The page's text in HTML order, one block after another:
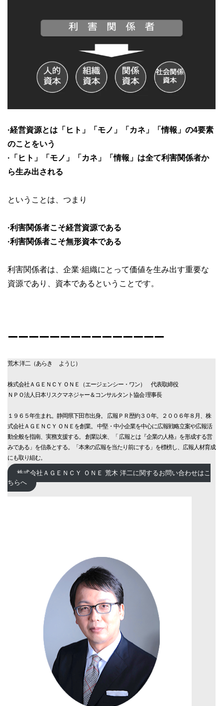
·経営資源とは「ヒト」「モノ」「カネ」「情報」の4要素
のことをいう
·「ヒト」「モノ」「カネ」「情報」は全て利害関係者か
ら生み出される
ということは、つまり
·利害関係者こそ経営資源である
·利害関係者こそ無形資本である
利害関係者は、企業·組織にとって価値を生み出す重要な
資源であり、資本であるということです。
ーーーーーーーーーーーーーーー
荒木 洋二（あらき ようじ）
株式会社ＡＧＥＮＣＹ ＯＮＥ（エージェンシー・ワン） 代表取締役
ＮＰＯ法人日本リスクマネジャー＆コンサルタント協会 理事長
１９６５年生まれ。静岡県下田市出身。 広報ＰＲ歴約３０年。２００６年８月、株
式会社ＡＧＥＮＣＹ ＯＮＥを創業。 中堅・中小企業を中心に広報戦略立案や広報活
動全般を指南、実務支援する。 創業以来、「 広報とは『企業の人格』を形成する営
みである」を信条とする。「本来の広報を当たり前にする」を標榜し、広報人材育成
にも取り組む。
株式会社ＡＧＥＮＣＹ ＯＮＥ 荒木 洋二に関するお問い合わせはこ
ちらへ